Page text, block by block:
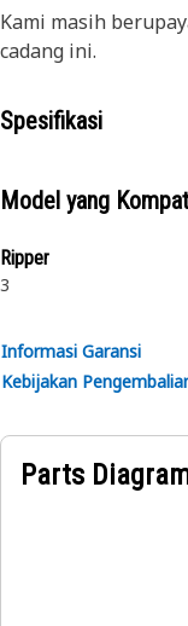
Kami masih
cadang ini.
Spesifikasi
Model yang
Ripper
3
Informasi Garansi
Kebijakan
Parts